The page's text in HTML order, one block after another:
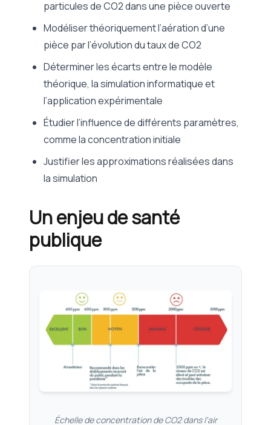
particules de CO2 dans une pièce ouverte
Modéliser théoriquement l’aération d’une
pièce par l’évolution du taux de CO2
Déterminer les écarts entre le modèle
théorique, la simulation informatique et
l’application expérimentale
Étudier l’influence de différents paramètres,
comme la concentration initiale
Justifier les approximations réalisées dans
la simulation
Un enjeu de santé
publique
Échelle de concentration de CO2 dans l'air